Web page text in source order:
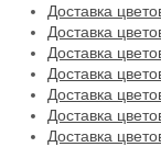
Доставка
Доставка
Доставка
Доставка
Доставка
Доставка
Доставка